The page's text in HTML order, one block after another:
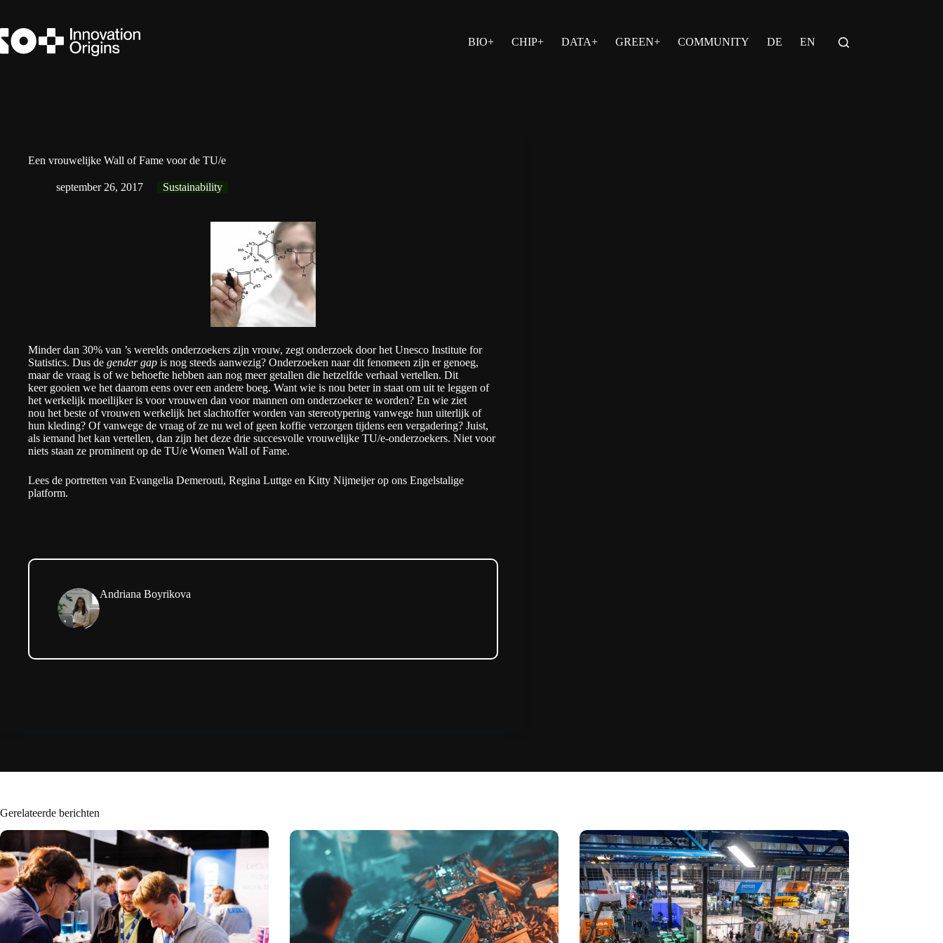
de
inhoud
BIO+ CHIP+ DATA+ GREEN+ COMMUNITY DE EN
Een vrouwelijke Wall of Fame voor de TU/e
september 26, 2017 Sustainability
Minder dan 30% van ’s werelds onderzoekers zijn vrouw, zegt onderzoek door het Unesco Institute for
Statistics. Dus de gender gap is nog steeds aanwezig? Onderzoeken naar dit fenomeen zijn er genoeg,
maar de vraag is of we behoefte hebben aan nog meer getallen die hetzelfde verhaal vertellen. Dit
keer gooien we het daarom eens over een andere boeg. Want wie is nou beter in staat om uit te leggen of
het werkelijk moeilijker is voor vrouwen dan voor mannen om onderzoeker te worden? En wie ziet
nou het beste of vrouwen werkelijk het slachtoffer worden van stereotypering vanwege hun uiterlijk of
hun kleding? Of vanwege de vraag of ze nu wel of geen koffie verzorgen tijdens een vergadering? Juist,
als iemand het kan vertellen, dan zijn het deze drie succesvolle vrouwelijke TU/e-onderzoekers. Niet voor
niets staan ze prominent op de TU/e Women Wall of Fame.
Lees de portretten van Evangelia Demerouti, Regina Luttge en Kitty Nijmeijerop ons Engelstalige
platform.
Andriana Boyrikova
Gerelateerde berichten